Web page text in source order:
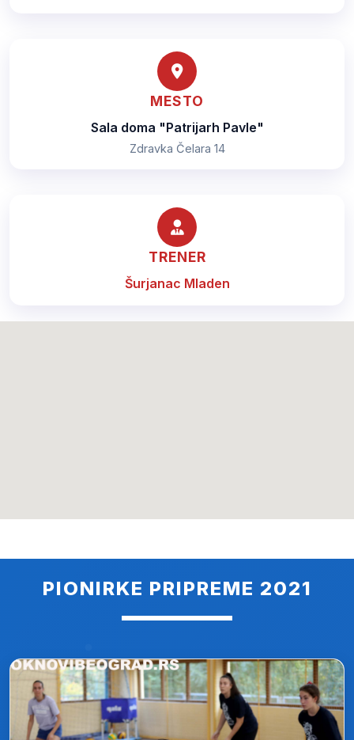
MESTO
Sala doma "Patrijarh Pavle"
Zdravka Čelara 14
TRENER
Šurjanac Mladen
PIONIRKE PRIPREME 2021